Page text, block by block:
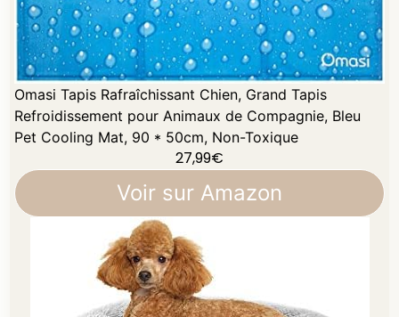
Omasi Tapis Rafraîchissant Chien, Grand Tapis
Refroidissement pour Animaux de Compagnie, Bleu
Pet Cooling Mat, 90 * 50cm, Non-Toxique
27,99€
Voir sur Amazon